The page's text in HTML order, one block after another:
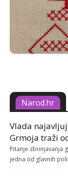
Narod.hr
Vlada
Grmoja traži
Pitanje zbrinjavanja
jedna od glavnih